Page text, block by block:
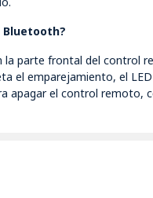
la parte frontal del control
el emparejamiento, el
apagar el control remoto,